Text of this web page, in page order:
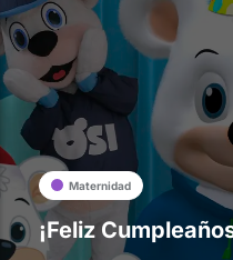
Maternidad
¡Feliz